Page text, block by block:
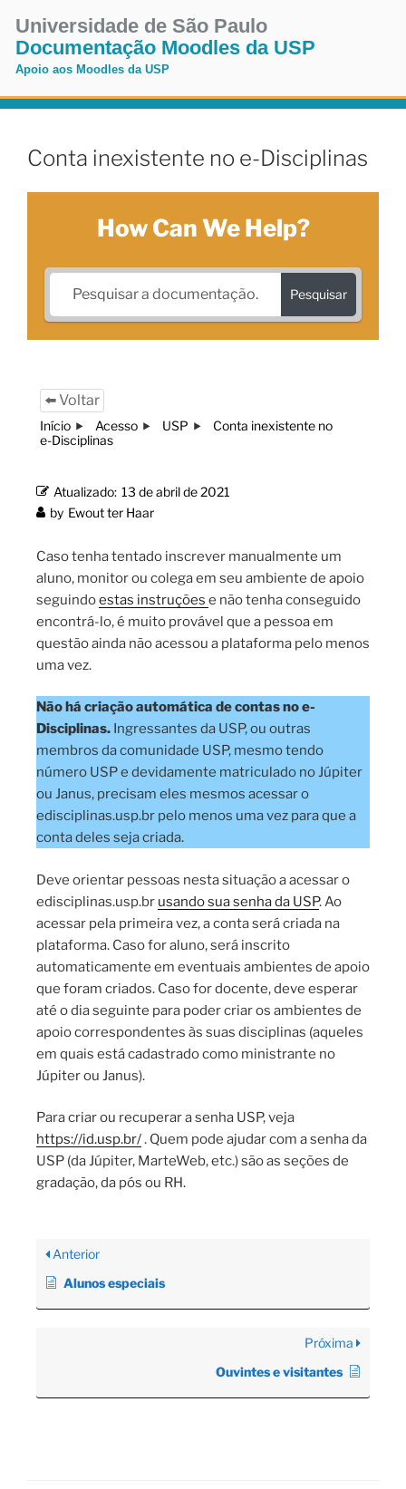
para
conteúdo
Universidade de São Paulo
Documentação Moodles da USP
Apoio aos Moodles da USP
Pular
conteúdo
Conta inexistente no e-Disciplinas
How Can We Help?
Pesquisar
⬅️ Voltar
Início Acesso USP
Conta inexistente no
e-Disciplinas
Atualizado: 13 de abril de 2021
by Ewout ter Haar
Caso tenha tentado inscrever manualmente um
aluno, monitor ou colega em seu ambiente de apoio
seguindoestas instruções e não tenha conseguido
encontrá-lo, é muito provável que a pessoa em
questão ainda não acessou a plataforma pelo menos
uma vez.
Não há criação automática de contas no e-
Disciplinas. Ingressantes da USP, ou outras
membros da comunidade USP, mesmo tendo
número USP e devidamente matriculado no Júpiter
ou Janus, precisam eles mesmos acessar o
edisciplinas.usp.br pelo menos uma vez para que a
conta deles seja criada.
Deve orientar pessoas nesta situação a acessar o
edisciplinas.usp.br usando sua senha da USP. Ao
acessar pela primeira vez, a conta será criada na
plataforma. Caso for aluno, será inscrito
automaticamente em eventuais ambientes de apoio
que foram criados. Caso for docente, deve esperar
até o dia seguinte para poder criar os ambientes de
apoio correspondentes às suas disciplinas (aqueles
em quais está cadastrado como ministrante no
Júpiter ou Janus).
Para criar ou recuperar a senha USP, veja
https://id.usp.br/. Quem pode ajudar com a senha da
USP (da Júpiter, MarteWeb, etc.) são as seções de
gradação, da pós ou RH.
Anterior
Alunos especiais
Próxima
Ouvintes e visitantes